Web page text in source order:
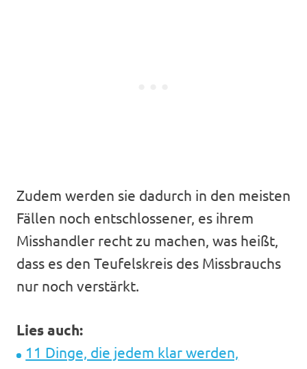
Zudem werden sie dadurch in den meisten
Fällen noch entschlossener, es ihrem
Misshandler recht zu machen, was heißt,
dass es den Teufelskreis des Missbrauchs
nur noch verstärkt.
Lies auch:
11 Dinge, die jedem klar werden,